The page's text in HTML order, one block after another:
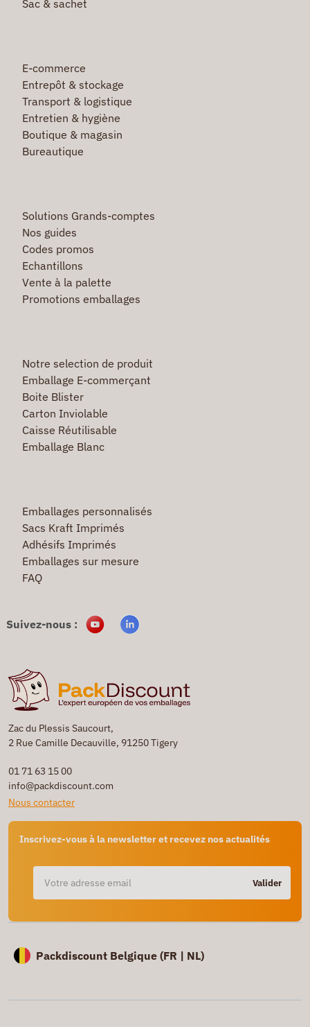
Zac du Plessis Saucourt,
2 Rue Camille Decauville, 91250 Tigery
01 71 63 15 00
info@packdiscount.com
Nous contacter
Inscrivez-vous à la newsletter et recevez nos actualités
Valider
Sac & sachet
E-commerce
Entrepôt & stockage
Transport & logistique
Entretien & hygiène
Boutique & magasin
Bureautique
Solutions Grands-comptes
Nos guides
Codes promos
Echantillons
Vente à la palette
Promotions emballages
Notre selection de produit
Emballage E-commerçant
Boite Blister
Carton Inviolable
Caisse Réutilisable
Emballage Blanc
Emballages personnalisés
Sacs Kraft Imprimés
Adhésifs Imprimés
Emballages sur mesure
FAQ
Suivez-nous :
Packdiscount Belgique (FR | NL)